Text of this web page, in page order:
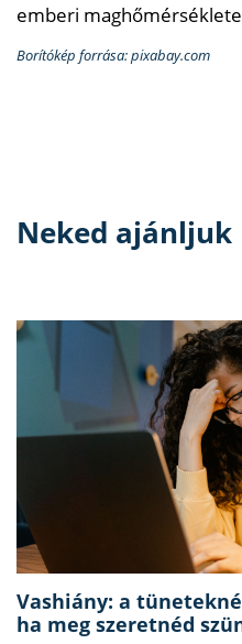
emberi
Borítókép forrása: pixabay.com
Neked ajánljuk
Vashiány: a
ha meg szeretnéd